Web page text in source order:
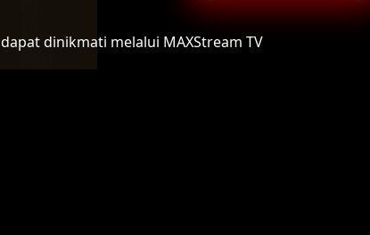
dapat dinikmati melalui MAXStream TV